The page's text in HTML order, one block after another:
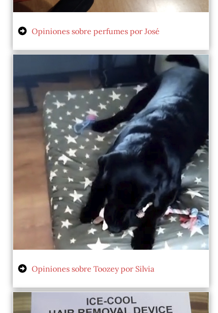
Opiniones sobre perfumes por José
Opiniones sobre Toozey por Silvia